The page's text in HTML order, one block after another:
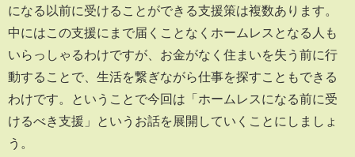
になる以前に受けることができる支援策は複数あります。
中にはこの支援にまで届くことなくホームレスとなる人も
いらっしゃるわけですが、お金がなく住まいを失う前に行
動することで、生活を繋ぎながら仕事を探すこともできる
わけです。ということで今回は「ホームレスになる前に受
けるべき支援」というお話を展開していくことにしましょ
う。